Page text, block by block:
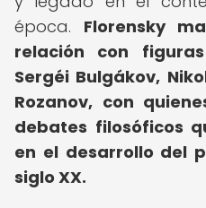
época. Florensky
relación con
Sergéi Bulgákov,
Rozanov, con
debates filosóficos
en el desarrollo del
siglo XX.